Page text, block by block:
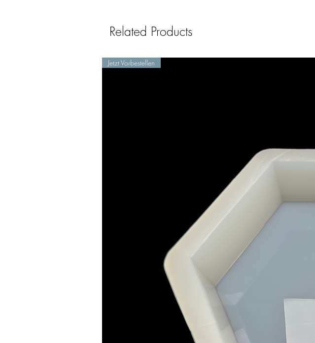
Related Products
Jetzt Vorbestellen